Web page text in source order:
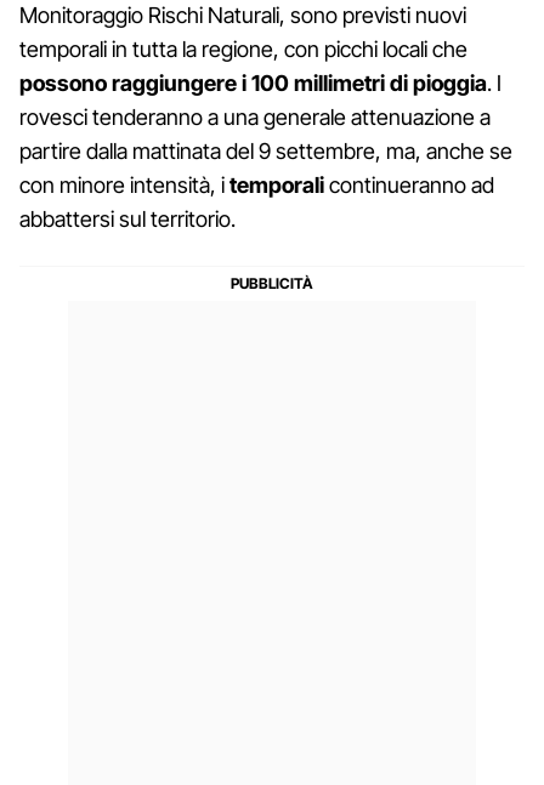
Monitoraggio Rischi Naturali, sono previsti nuovi
temporali in tutta la regione, con picchi locali che
possono raggiungere i 100 millimetri di pioggia. I
rovesci tenderanno a una generale attenuazione a
partire dalla mattinata del 9 settembre, ma, anche se
con minore intensità, itemporalicontinueranno ad
abbattersi sul territorio.